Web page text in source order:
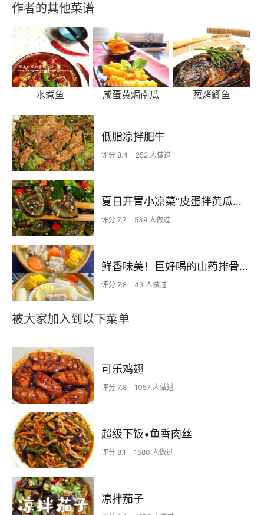
作者的其他菜谱
水煮鱼 咸蛋黄焗南瓜 葱烤鲫鱼
低脂凉拌肥牛
评分 8.4 252 人做过
夏日开胃小凉菜“皮蛋拌黄瓜🥒”开胃减脂
评分 7.7 539 人做过
鲜香味美！巨好喝的山药排骨汤！！
评分 7.8 43 人做过
被大家加入到以下菜单
可乐鸡翅
评分 7.8 1057 人做过
超级下饭•鱼香肉丝
评分 8.1 1580 人做过
凉拌茄子